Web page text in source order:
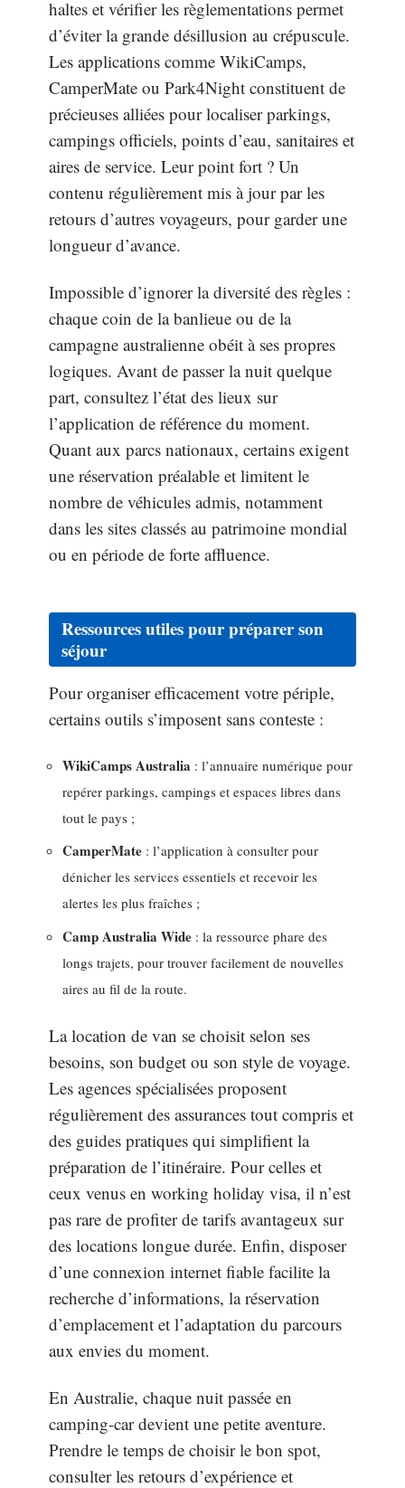
haltes et vérifier les règlementations permet
d’éviter la grande désillusion au crépuscule.
Les applications comme WikiCamps,
CamperMate ou Park4Night constituent de
précieuses alliées pour localiser parkings,
campings officiels, points d’eau, sanitaires et
aires de service. Leur point fort ? Un
contenu régulièrement mis à jour par les
retours d’autres voyageurs, pour garder une
longueur d’avance.
Impossible d’ignorer la diversité des règles :
chaque coin de la banlieue ou de la
campagne australienne obéit à ses propres
logiques. Avant de passer la nuit quelque
part, consultez l’état des lieux sur
l’application de référence du moment.
Quant aux parcs nationaux, certains exigent
une réservation préalable et limitent le
nombre de véhicules admis, notamment
dans les sites classés au patrimoine mondial
ou en période de forte affluence.
Ressources utiles pour préparer son
séjour
Pour organiser efficacement votre périple,
certains outils s’imposent sans conteste :
WikiCamps Australia : l’annuaire numérique pour
repérer parkings, campings et espaces libres dans
tout le pays ;
CamperMate : l’application à consulter pour
dénicher les services essentiels et recevoir les
alertes les plus fraîches ;
Camp Australia Wide : la ressource phare des
longs trajets, pour trouver facilement de nouvelles
aires au fil de la route.
La location de van se choisit selon ses
besoins, son budget ou son style de voyage.
Les agences spécialisées proposent
régulièrement des assurances tout compris et
des guides pratiques qui simplifient la
préparation de l’itinéraire. Pour celles et
ceux venus en working holiday visa, il n’est
pas rare de profiter de tarifs avantageux sur
des locations longue durée. Enfin, disposer
d’une connexion internet fiable facilite la
recherche d’informations, la réservation
d’emplacement et l’adaptation du parcours
aux envies du moment.
En Australie, chaque nuit passée en
camping-car devient une petite aventure.
Prendre le temps de choisir le bon spot,
consulter les retours d’expérience et